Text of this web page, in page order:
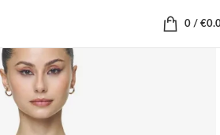
0 / €